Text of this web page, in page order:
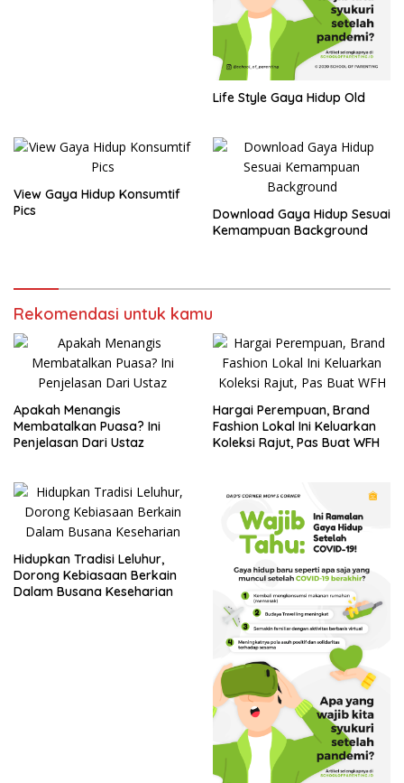
Life Style Gaya Hidup Old
View Gaya Hidup Konsumtif
Pics
Download Gaya Hidup Sesuai
Kemampuan Background
Rekomendasi untuk kamu
Apakah Menangis
Membatalkan Puasa? Ini
Penjelasan Dari Ustaz
Hargai Perempuan, Brand
Fashion Lokal Ini Keluarkan
Koleksi Rajut, Pas Buat WFH
Hidupkan Tradisi Leluhur,
Dorong Kebiasaan Berkain
Dalam Busana Keseharian